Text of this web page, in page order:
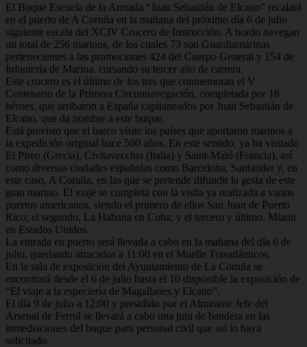
El Buque Escuela de la Armada “Juan Sebastián de Elcano” recalará
en el puerto de A Coruña en la mañana del próximo día 6 de julio
siguiente escala del XCIV Crucero de Instrucción. A bordo navegan
un total de 256 marinos, de los cuales 73 son Guardiamarinas
pertenecientes a las promociones 424 del Cuerpo General y 154 de
Infantería de Marina, cursando su tercer año de carrera.
Este crucero es el último de los tres que conmemoran el V
Centenario de la Primera Circunnavegación, completada por 18
héroes, que arribaron a España capitaneados por Juan Sebastián de
Elcano, que da nombre a este buque.
Está previsto que el barco visite los países que aportaron marinos a
la expedición original hace 500 años. En este sentido, ya ha visitado
El Pireo (Grecia), Civitavecchia (Italia) y Saint-Maló (Francia), así
como diversas ciudades españolas como Barcelona, Santander y, en
este caso, A Coruña, en las que se pretende difundir la gesta de este
gran marino. El viaje se completa con la visita ya realizada a varios
puertos americanos, siendo el primero de ellos San Juan de Puerto
Rico; el segundo, La Habana en Cuba; y el tercero y último, Miami
en Estados Unidos.
La entrada en puerto será llevada a cabo en la mañana del día 6 de
julio, quedando atracados a 11:00 en el Muelle Trasatlánticos.
En la sala de exposición del Ayuntamiento de La Coruña se
encontrará desde el 6 de julio hasta el 10 disponible la exposición de
“El viaje a la especiería de Magallanes y Elcano”.
El día 9 de julio a 12:00 y presidido por el Almirante Jefe del
Arsenal de Ferrol se llevará a cabo una jura de bandera en las
inmediaciones del buque para personal civil que así lo haya
solicitado.